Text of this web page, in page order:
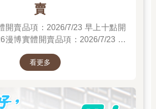
賣
開賣品項：2026/7/23 早上十點開
漫博實體開賣品項：2026/7/23 早
售！2026漫博實體開賣品項：
上十點開始販售！先領券券再結帳
看更多